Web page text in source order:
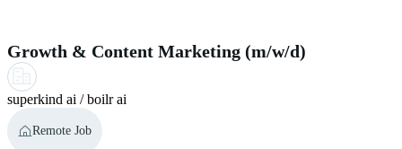
Growth & Content Marketing (m/w/d)
superkind ai / boilr ai
Remote Job